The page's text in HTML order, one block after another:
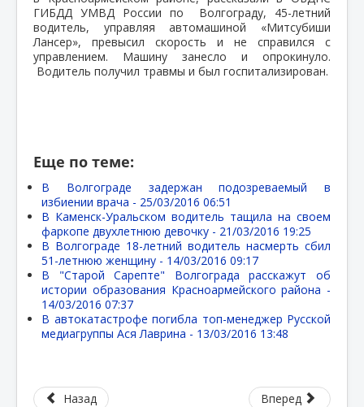
ГИБДД УМВД России по Волгограду, 45-летний
водитель, управляя автомашиной «Митсубиши
Лансер», превысил скорость и не справился с
управлением. Машину занесло и опрокинуло.
Водитель получил травмы и был госпитализирован.
Еще по теме:
В Волгограде задержан подозреваемый в
избиении врача - 25/03/2016 06:51
В Каменск-Уральском водитель тащила на своем
фаркопе двухлетнюю девочку - 21/03/2016 19:25
В Волгограде 18-летний водитель насмерть сбил
51-летнюю женщину - 14/03/2016 09:17
В "Старой Сарепте" Волгограда расскажут об
истории образования Красноармейского района -
14/03/2016 07:37
В автокатастрофе погибла топ-менеджер Русской
медиагруппы Ася Лаврина - 13/03/2016 13:48
Назад Вперед